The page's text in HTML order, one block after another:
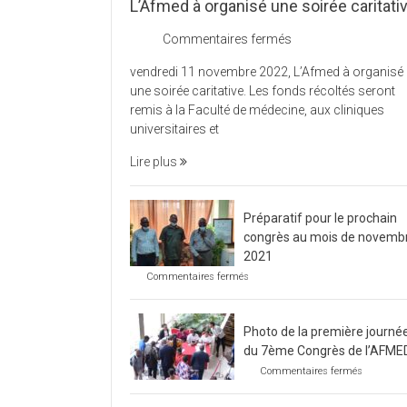
L’Afmed à organisé une soirée
Commentaires fermés
à
organisé
une
vendredi 11 novembre 2022, L’Afmed à organisé
une soirée caritative. Les fonds récoltés seront
remis à la Faculté de médecine, aux cliniques
universitaires et
Lire plus
Préparatif pour le prochain
congrès au mois de
2021
Commentaires fermés
prochain
congrès
mois
de
Photo de la première
du 7ème Congrès de
Commentaires fermés